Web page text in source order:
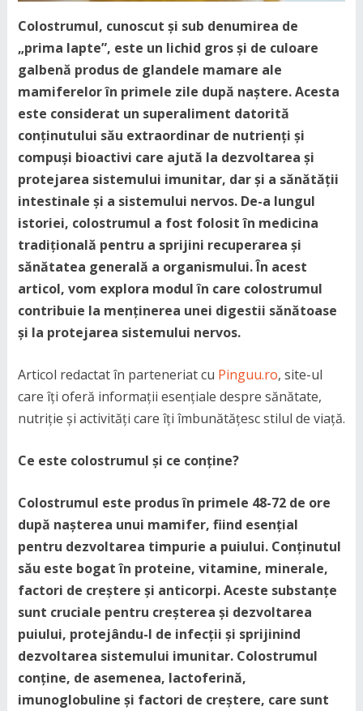
Colostrumul, cunoscut și sub denumirea de
„prima lapte”, este un lichid gros și de culoare
galbenă produs de glandele mamare ale
mamiferelor în primele zile după naștere. Acesta
este considerat un superaliment datorită
conținutului său extraordinar de nutrienți și
compuși bioactivi care ajută la dezvoltarea și
protejarea sistemului imunitar, dar și a sănătății
intestinale și a sistemului nervos. De-a lungul
istoriei, colostrumul a fost folosit în medicina
tradițională pentru a sprijini recuperarea și
sănătatea generală a organismului. În acest
articol, vom explora modul în care colostrumul
contribuie la menținerea unei digestii sănătoase
și la protejarea sistemului nervos.
Articol redactat în parteneriat cu Pinguu.ro, site-ul
care îți oferă informații esențiale despre sănătate,
nutriție și activități care îți îmbunătățesc stilul de viață.
Ce este colostrumul și ce conține?
Colostrumul este produs în primele 48-72 de ore
după nașterea unui mamifer, fiind esențial
pentru dezvoltarea timpurie a puiului. Conținutul
său este bogat în proteine, vitamine, minerale,
factori de creștere și anticorpi. Aceste substanțe
sunt cruciale pentru creșterea și dezvoltarea
puiului, protejându-l de infecții și sprijinind
dezvoltarea sistemului imunitar. Colostrumul
conține, de asemenea, lactoferină,
imunoglobuline și factori de creștere, care sunt